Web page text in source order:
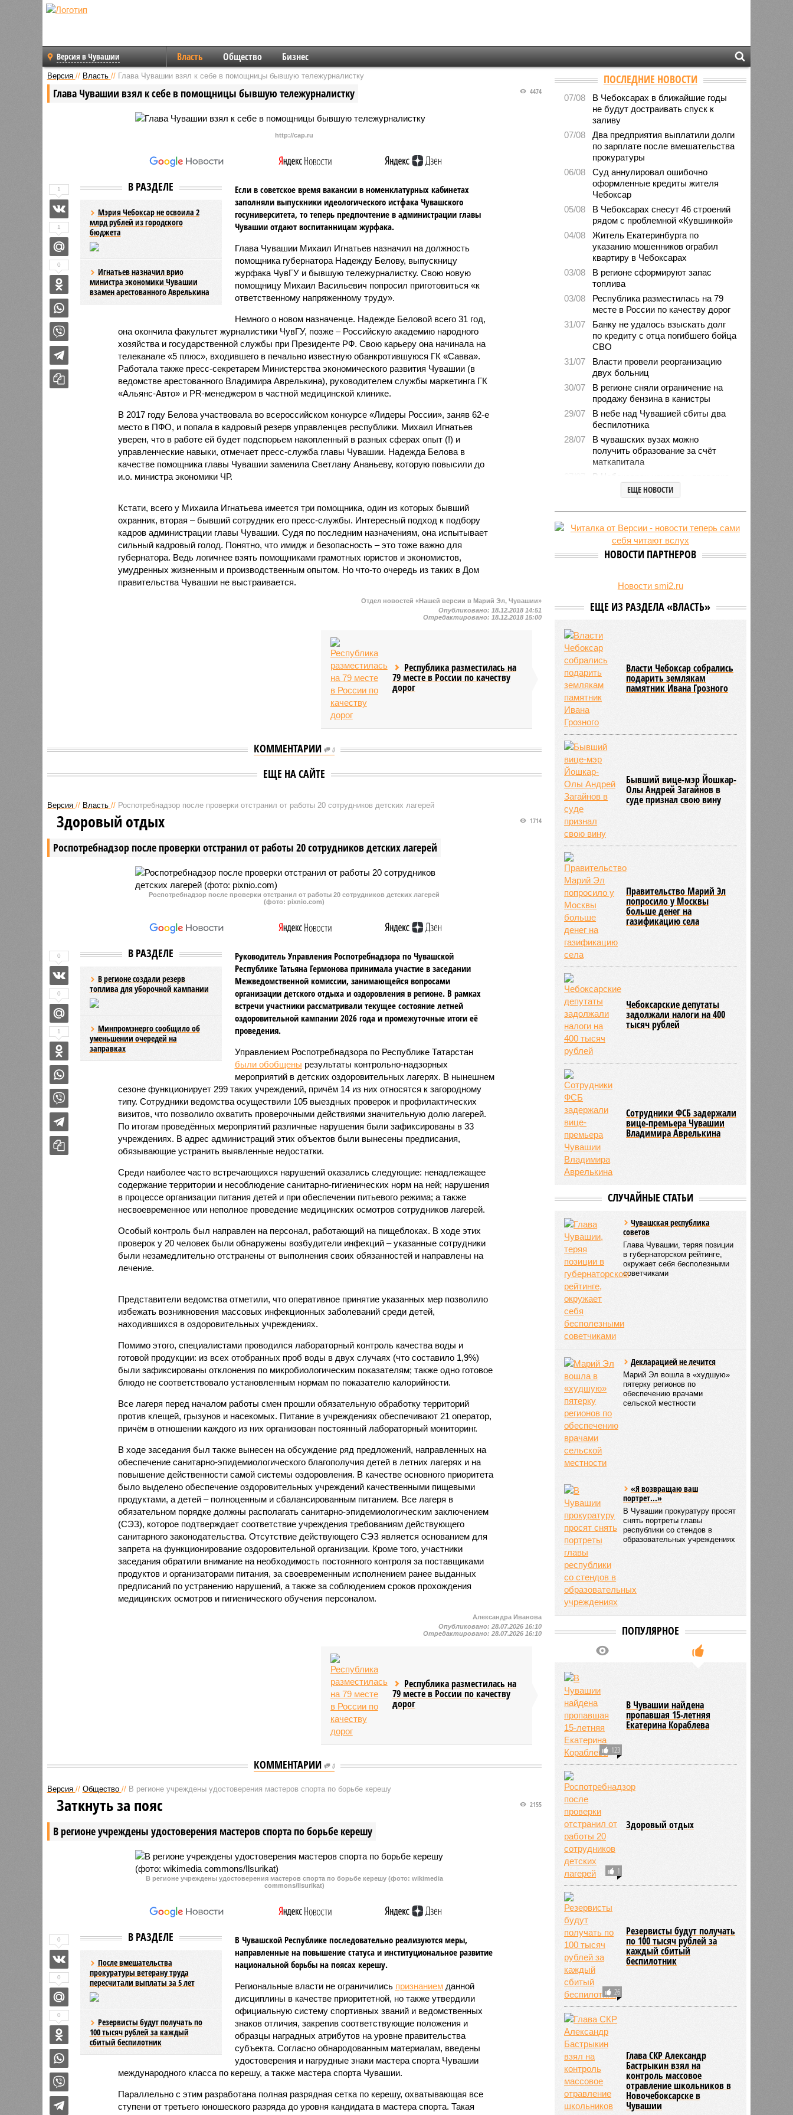
Версия в Чувашии Власть Общество Бизнес
Версия // Власть // Глава Чувашии взял к себе в помощницы бывшую тележурналистку
Глава Чувашии взял к себе в помощницы бывшую тележурналистку 4474
http://cap.ru
В РАЗДЕЛЕ
Мэрия Чебоксар не освоила 2
млрд рублей из городского
бюджета
Игнатьев назначил врио
министра экономики Чувашии
взамен арестованного Аврелькина
Если в советское время вакансии в номенклатурных кабинетах
заполняли выпускники идеологического истфака Чувашского
госуниверситета, то теперь предпочтение в администрации главы
Чувашии отдают воспитанницам журфака.
Глава Чувашии Михаил Игнатьев назначил на должность
помощника губернатора Надежду Белову, выпускницу
журфака ЧувГУ и бывшую тележурналистку. Свою новую
помощницу Михаил Васильевич попросил приготовиться «к
ответственному напряженному труду».
Немного о новом назначенце. Надежде Беловой всего 31 год,
она окончила факультет журналистики ЧувГУ, позже – Российскую академию народного
хозяйства и государственной службы при Президенте РФ. Свою карьеру она начинала на
телеканале «5 плюс», входившего в печально известную обанкротившуюся ГК «Савва».
Работала также пресс-секретарем Министерства экономического развития Чувашии (в
ведомстве арестованного Владимира Аврелькина), руководителем службы маркетинга ГК
«Альянс-Авто» и PR-менеджером в частной медицинской клинике.
В 2017 году Белова участвовала во всероссийском конкурсе «Лидеры России», заняв 62-е
место в ПФО, и попала в кадровый резерв управленцев республики. Михаил Игнатьев
уверен, что в работе ей будет подспорьем накопленный в разных сферах опыт (!) и
управленческие навыки, отмечает пресс-служба главы Чувашии. Надежда Белова в
качестве помощника главы Чувашии заменила Светлану Ананьеву, которую повысили до
и.о. министра экономики ЧР.
Кстати, всего у Михаила Игнатьева имеется три помощника, один из которых бывший
охранник, вторая – бывший сотрудник его пресс-службы. Интересный подход к подбору
кадров администрации главы Чувашии. Судя по последним назначениям, она испытывает
сильный кадровый голод. Понятно, что имидж и безопасность – это тоже важно для
губернатора. Ведь логичнее взять помощниками грамотных юристов и экономистов,
умудренных жизненным и производственным опытом. Но что-то очередь из таких в Дом
правительства Чувашии не выстраивается.
1
1
0
Отдел новостей «Нашей версии в Марий Эл, Чувашии»
Опубликовано: 18.12.2018 14:51
Отредактировано: 18.12.2018 15:00
Республика разместилась на
79 месте в России по качеству
дорог
КОММЕНТАРИИ 0
ЕЩЕ НА САЙТЕ
Версия // Власть // Роспотребнадзор после проверки отстранил от работы 20 сотрудников детских лагерей
Роспотребнадзор после проверки отстранил от работы 20 сотрудников детских лагерей
1714
Здоровый отдых
Роспотребнадзор после проверки отстранил от работы 20 сотрудников детских лагерей
(фото: pixnio.com)
В РАЗДЕЛЕ
В регионе создали резерв
топлива для уборочной кампании
Минпромэнерго сообщило об
уменьшении очередей на
заправках
Руководитель Управления Роспотребнадзора по Чувашской
Республике Татьяна Гермонова принимала участие в заседании
Межведомственной комиссии, занимающейся вопросами
организации детского отдыха и оздоровления в регионе. В рамках
встречи участники рассматривали текущее состояние летней
оздоровительной кампании 2026 года и промежуточные итоги её
проведения.
Управлением Роспотребнадзора по Республике Татарстан
были обобщены результаты контрольно-надзорных
мероприятий в детских оздоровительных лагерях. В нынешнем
сезоне функционирует 299 таких учреждений, причём 14 из них относятся к загородному
типу. Сотрудники ведомства осуществили 105 выездных проверок и профилактических
визитов, что позволило охватить проверочными действиями значительную долю лагерей.
По итогам проведённых мероприятий различные нарушения были зафиксированы в 33
учреждениях. В адрес администраций этих объектов были вынесены предписания,
обязывающие устранить выявленные недостатки.
Среди наиболее часто встречающихся нарушений оказались следующие: ненадлежащее
содержание территории и несоблюдение санитарно-гигиенических норм на ней; нарушения
в процессе организации питания детей и при обеспечении питьевого режима; а также
несвоевременное или неполное проведение медицинских осмотров сотрудников лагерей.
Особый контроль был направлен на персонал, работающий на пищеблоках. В ходе этих
проверок у 20 человек были обнаружены возбудители инфекций – указанные сотрудники
были незамедлительно отстранены от выполнения своих обязанностей и направлены на
лечение.
Представители ведомства отметили, что оперативное принятие указанных мер позволило
избежать возникновения массовых инфекционных заболеваний среди детей,
находившихся в оздоровительных учреждениях.
Помимо этого, специалистами проводился лабораторный контроль качества воды и
готовой продукции: из всех отобранных проб воды в двух случаях (что составило 1,9%)
были зафиксированы отклонения по микробиологическим показателям; также одно готовое
блюдо не соответствовало установленным нормам по показателю калорийности.
Все лагеря перед началом работы смен прошли обязательную обработку территорий
против клещей, грызунов и насекомых. Питание в учреждениях обеспечивают 21 оператор,
причём в отношении каждого из них организован постоянный лабораторный мониторинг.
В ходе заседания был также вынесен на обсуждение ряд предложений, направленных на
обеспечение санитарно-эпидемиологического благополучия детей в летних лагерях и на
повышение действенности самой системы оздоровления. В качестве основного приоритета
было выделено обеспечение оздоровительных учреждений качественными пищевыми
продуктами, а детей – полноценным и сбалансированным питанием. Все лагеря в
обязательном порядке должны располагать санитарно-эпидемиологическим заключением
(СЭЗ), которое подтверждает соответствие учреждения требованиям действующего
санитарного законодательства. Отсутствие действующего СЭЗ является основанием для
запрета на функционирование оздоровительной организации. Кроме того, участники
заседания обратили внимание на необходимость постоянного контроля за поставщиками
продуктов и организаторами питания, за своевременным исполнением ранее выданных
предписаний по устранению нарушений, а также за соблюдением сроков прохождения
медицинских осмотров и гигиенического обучения персоналом.
0
0
1
Александра Иванова
Опубликовано:28.07.2026 16:10
Отредактировано:28.07.2026 16:10
Республика разместилась на
79 месте в России по качеству
дорог
КОММЕНТАРИИ 0
Версия // Общество // В регионе учреждены удостоверения мастеров спорта по борьбе керешу
В регионе учреждены удостоверения мастеров спорта по борьбе керешу
2155
Заткнуть за пояс
В регионе учреждены удостоверения мастеров спорта по борьбе керешу (фото: wikimedia
commons/Ilsurikat)
В РАЗДЕЛЕ
После вмешательства
прокуратуры ветерану труда
пересчитали выплаты за 5 лет
Резервисты будут получать по
100 тысяч рублей за каждый
сбитый беспилотник
В Чувашской Республике последовательно реализуются меры,
направленные на повышение статуса и институциональное развитие
национальной борьбы на поясах керешу.
Региональные власти не ограничились признаниемданной
дисциплины в качестве приоритетной, но также утвердили
официальную систему спортивных званий и ведомственных
знаков отличия, закрепив соответствующие положения и
образцы наградных атрибутов на уровне правительства
субъекта. Согласно обнародованным материалам, введены
удостоверения и нагрудные знаки мастера спорта Чувашии
международного класса по керешу, а также мастера спорта Чувашии.
Параллельно с этим разработана полная разрядная сетка по керешу, охватывающая все
ступени от третьего юношеского разряда до уровня кандидата в мастера спорта. Такая
0
0
0
ПОСЛЕДНИЕ НОВОСТИ
07/08
В Чебоксарах в ближайшие годы
не будут достраивать спуск к
заливу
07/08
Два предприятия выплатили долги
по зарплате после вмешательства
прокуратуры
06/08
Суд аннулировал ошибочно
оформленные кредиты жителя
Чебоксар
05/08
В Чебоксарах снесут 46 строений
рядом с проблемной «Кувшинкой»
04/08
Житель Екатеринбурга по
указанию мошенников ограбил
квартиру в Чебоксарах
03/08
В регионе сформируют запас
топлива
03/08
Республика разместилась на 79
месте в России по качеству дорог
31/07
Банку не удалось взыскать долг
по кредиту с отца погибшего бойца
СВО
31/07
Власти провели реорганизацию
двух больниц
30/07
В регионе сняли ограничение на
продажу бензина в канистры
29/07
В небе над Чувашией сбиты два
беспилотника
28/07
В чувашских вузах можно
получить образование за счёт
маткапитала
В Чебоксарах началась проверка
готовности школ и детсадов к
новому учебному году
27/07
Чувашские врачи выходили
младенца массой 745 граммов
Чувашские аграрии начали уборку
урожая
ЕЩЕ НОВОСТИ
НОВОСТИ ПАРТНЕРОВ
Новости smi2.ru
ЕЩЕ ИЗ РАЗДЕЛА «ВЛАСТЬ»
Власти Чебоксар собрались
подарить землякам
памятник Ивана Грозного
Бывший вице-мэр Йошкар-
Олы Андрей Загайнов в
суде признал свою вину
Правительство Марий Эл
попросило у Москвы
больше денег на
газификацию села
Чебоксарские депутаты
задолжали налоги на 400
тысяч рублей
Сотрудники ФСБ задержали
вице-премьера Чувашии
Владимира Аврелькина
СЛУЧАЙНЫЕ СТАТЬИ
Чувашская республика
советов
Глава Чувашии, теряя позиции
в губернаторском рейтинге,
окружает себя бесполезными
советчиками
Декларацией не лечится
Марий Эл вошла в «худшую»
пятерку регионов по
обеспечению врачами
сельской местности
«Я возвращаю ваш
портрет...»
В Чувашии прокуратуру просят
снять портреты главы
республики со стендов в
образовательных учреждениях
ПОПУЛЯРНОЕ
123
В Чувашии найдена
пропавшая 15-летняя
Екатерина Кораблева
1
Здоровый отдых
26
Резервисты будут получать
по 100 тысяч рублей за
каждый сбитый
беспилотник
Глава СКР Александр
Бастрыкин взял на
контроль массовое
отравление школьников в
Новочебоксарске в
Чувашии